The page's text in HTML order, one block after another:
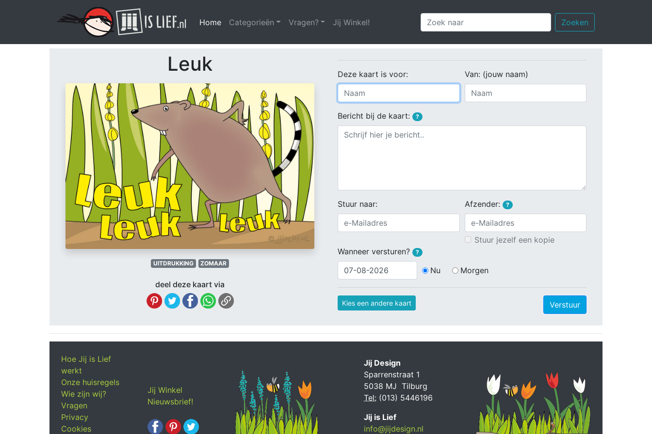
Home (huidige)
Categorieën Vragen? Jij Winkel! Zoeken
Leuk
UITDRUKKING ZOMAAR
deel deze kaart via
Deze kaart is voor: Van: (jouw naam)
Bericht bij de kaart: ?
Stuur naar: Afzender: ?
Stuur jezelf een kopie
Wanneer versturen?
?
Nu Morgen
Kies een andere kaart Verstuur
Hoe Jij is Lief
werkt
Onze huisregels
Wie zijn wij?
Vragen
Privacy
Cookies
Jij Winkel
Nieuwsbrief!
Jij Design
Sparrenstraat 1
5038 MJ Tilburg
Tel: (013) 5446196
Jij is Lief
info@jijdesign.nl